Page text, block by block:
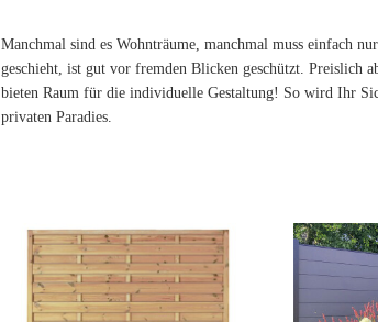
Manchmal sind es Wohnträume, manchmal muss einfach
geschieht, ist gut vor fremden Blicken geschützt. Preislich
bieten Raum für die individuelle Gestaltung! So wird Ihr
privaten Paradies.